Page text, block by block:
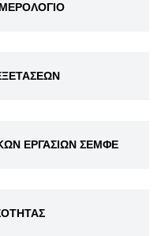
ΕΡΓΑΣΙΩΝ ΣΕΜΦΕ